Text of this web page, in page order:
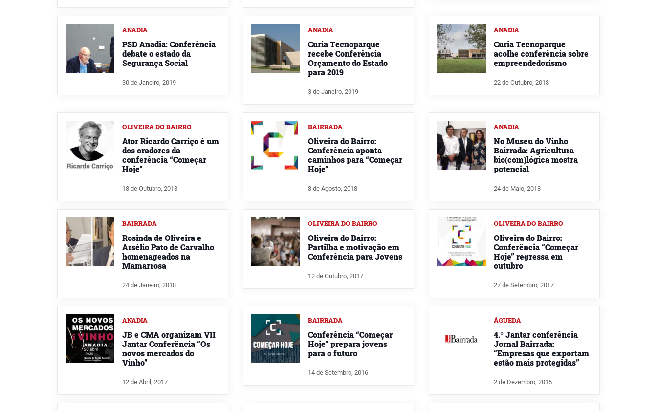
ANADIA
PSD Anadia: Conferência
debate o estado da
Segurança Social
30 de Janeiro, 2019
ANADIA
Curia Tecnoparque
recebe Conferência
Orçamento do Estado
para 2019
3 de Janeiro, 2019
ANADIA
Curia Tecnoparque
acolhe conferência sobre
empreendedorismo
22 de Outubro, 2018
OLIVEIRA DO BAIRRO
Ator Ricardo Carriço é um
dos oradores da
conferência “Começar
Hoje”
18 de Outubro, 2018
BAIRRADA
Oliveira do Bairro:
Conferência aponta
caminhos para “Começar
Hoje”
8 de Agosto, 2018
ANADIA
No Museu do Vinho
Bairrada: Agricultura
bio(com)lógica mostra
potencial
24 de Maio, 2018
BAIRRADA
Rosinda de Oliveira e
Arsélio Pato de Carvalho
homenageados na
Mamarrosa
24 de Janeiro, 2018
OLIVEIRA DO BAIRRO
Oliveira do Bairro:
Partilha e motivação em
Conferência para Jovens
12 de Outubro, 2017
OLIVEIRA DO BAIRRO
Oliveira do Bairro:
Conferência “Começar
Hoje” regressa em
outubro
27 de Setembro, 2017
ANADIA
JB e CMA organizam VII
Jantar Conferência “Os
novos mercados do
Vinho”
12 de Abril, 2017
BAIRRADA
Conferência “Começar
Hoje” prepara jovens
para o futuro
14 de Setembro, 2016
ÁGUEDA
4.º Jantar conferência
Jornal Bairrada:
“Empresas que exportam
estão mais protegidas”
2 de Dezembro, 2015